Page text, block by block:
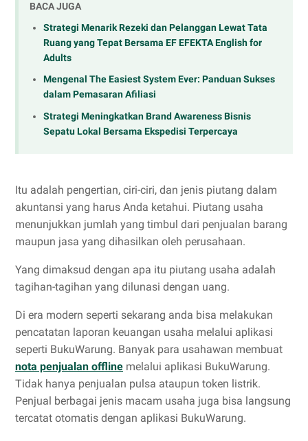
BACA JUGA
Strategi Menarik Rezeki dan Pelanggan Lewat Tata
Ruang yang Tepat Bersama EF EFEKTA English for
Adults
Mengenal The Easiest System Ever: Panduan Sukses
dalam Pemasaran Afiliasi
Strategi Meningkatkan Brand Awareness Bisnis
Sepatu Lokal Bersama Ekspedisi Terpercaya
Itu adalah pengertian, ciri-ciri, dan jenis piutang dalam
akuntansi yang harus Anda ketahui. Piutang usaha
menunjukkan jumlah yang timbul dari penjualan barang
maupun jasa yang dihasilkan oleh perusahaan.
Yang dimaksud dengan apa itu piutang usaha adalah
tagihan-tagihan yang dilunasi dengan uang.
Di era modern seperti sekarang anda bisa melakukan
pencatatan laporan keuangan usaha melalui aplikasi
seperti BukuWarung. Banyak para usahawan membuat
nota penjualan offline melalui aplikasi BukuWarung.
Tidak hanya penjualan pulsa ataupun token listrik.
Penjual berbagai jenis macam usaha juga bisa langsung
tercatat otomatis dengan aplikasi BukuWarung.